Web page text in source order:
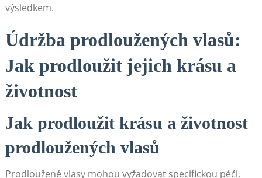
výsledkem.
Údržba prodloužených vlasů:
Jak prodloužit jejich krásu a
životnost
Jak prodloužit krásu a životnost
prodloužených vlasů
Prodloužené vlasy mohou vyžadovat specifickou péči,